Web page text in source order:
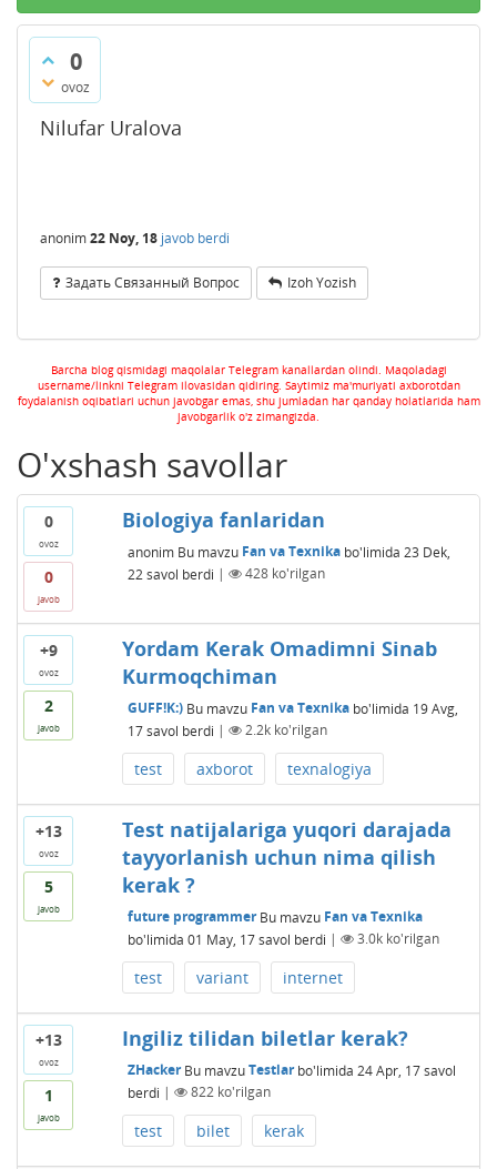
0
ovoz
Nilufar Uralova
anonim22 Noy, 18 javob berdi
Задать Связанный Вопрос Izoh Yozish
Barcha blog qismidagi maqolalar Telegram kanallardan olindi. Maqoladagi
username/linkni Telegram ilovasidan qidiring. Saytimiz ma'muriyati axborotdan
foydalanish oqibatlari uchun javobgar emas, shu jumladan har qanday holatlarida ham
javobgarlik o'z zimangizda.
O'xshash savollar
0
ovoz
0
javob
Biologiya fanlaridan
anonim Bu mavzu Fan va Texnikabo'limida 23 Dek,
22 savol berdi | 428ko'rilgan
+9
ovoz
2
javob
Yordam Kerak Omadimni Sinab
Kurmoqchiman
GUFF!K:) Bu mavzu Fan va Texnikabo'limida 19 Avg,
17 savol berdi | 2.2kko'rilgan
test axborot texnalogiya
+13
ovoz
5
javob
Test natijalariga yuqori darajada
tayyorlanish uchun nima qilish
kerak ?
future programmer Bu mavzu Fan va Texnika
bo'limida 01 May, 17 savol berdi | 3.0kko'rilgan
test variant internet
+13
ovoz
1
javob
Ingiliz tilidan biletlar kerak?
ZHacker Bu mavzuTestlarbo'limida 24 Apr, 17 savol
berdi | 822ko'rilgan
test bilet kerak